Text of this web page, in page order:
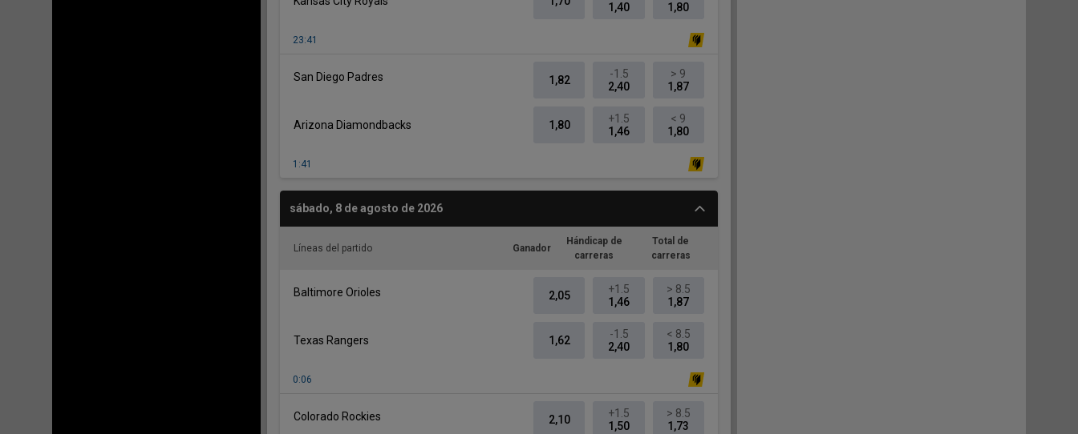
1,40
1,80
23:41
San Diego Padres 1,82
-1.5
2,40
> 9
1,87
Arizona Diamondbacks 1,80
+1.5
1,46
< 9
1,80
1:41
sábado, 8 de agosto de 2026
Líneas del partido Ganador
Hándicap de
carreras
Total de
carreras
Baltimore Orioles 2,05
+1.5
1,46
> 8.5
1,87
Texas Rangers 1,62
-1.5
2,40
< 8.5
1,80
0:06
Colorado Rockies 2,10
+1.5
1,50
> 8.5
1,73